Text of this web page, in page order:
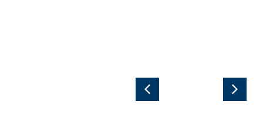
Subterráneo
en cultivos